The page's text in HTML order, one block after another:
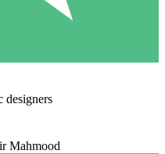
designers
Mahmood